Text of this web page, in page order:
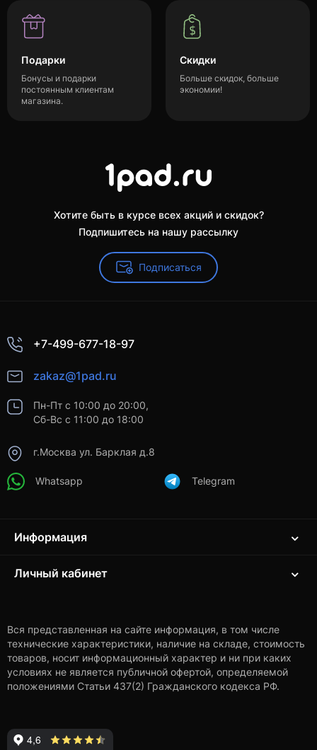
Подарки
Бонусы и подарки
постоянным клиентам
магазина.
Скидки
Больше скидок, больше
экономии!
Хотите быть в курсе всех акций и скидок?
Подпишитесь на нашу рассылку
Подписаться
+7-499-677-18-97
zakaz@1pad.ru
Пн-Пт с 10:00 до 20:00,
Сб-Вс с 11:00 до 18:00
г.Москва ул. Барклая д.8
Whatsapp Telegram
Информация
Личный кабинет
Вся представленная на сайте информация, в том числе
технические характеристики, наличие на складе, стоимость
товаров, носит информационный характер и ни при каких
условиях не является публичной офертой, определяемой
положениями Статьи 437(2) Гражданского кодекса РФ.